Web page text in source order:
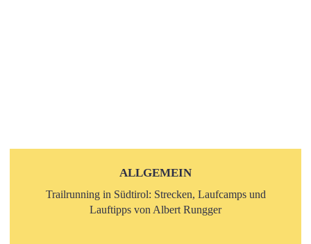
ALLGEMEIN
Trailrunning in Südtirol: Strecken, Laufcamps und
Lauftipps von Albert Rungger